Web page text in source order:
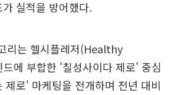
실적을 방어했다.
리는 헬시플레저(Healthy
에 부합한 '칠성사이다 제로' 중심
제로' 마케팅을 전개하며 전년 대비